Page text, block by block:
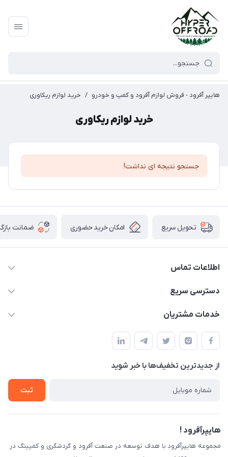
هایپر آفرود - فروش لوازم آفرود و کمپ و خودرو / خرید لوازم ریکاوری
خرید لوازم ریکاوری
جستجو نتیجه ای نداشت!
تحویل سریع امکان خرید حضوری ضمانت
اطلاعات تماس
09120582600
دسترسی سریع
حساب کاربری
لیست محصولات
درباره ما
خدمات مشتریان
قوانین و مقررات
حریم خصوصی
راهنما
از جدید‌ترین تخفیف‌ها با‌ خبر شوید
ثبت
هایپرآفرود !
مجموعه هایپرآفرود با هدف توسعه در صنعت آفرود و گردشگری و کمپینگ در